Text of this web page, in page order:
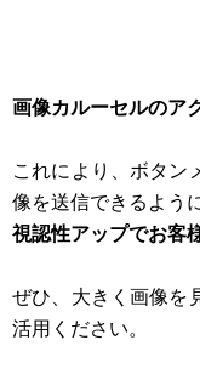
画像カルーセルのア
これにより、ボタン
像を送信できるよう
視認性アップでお客
ぜひ、大きく画像を
活用ください。